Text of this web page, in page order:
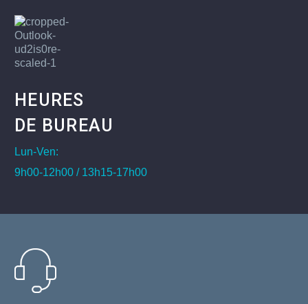
HEURES
DE BUREAU
Lun-Ven:
9h00-12h00 / 13h15-17h00